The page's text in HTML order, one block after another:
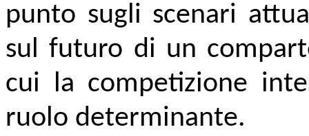
punto sugli scenari
sul futuro di un
cui la competizione
ruolo determinante.